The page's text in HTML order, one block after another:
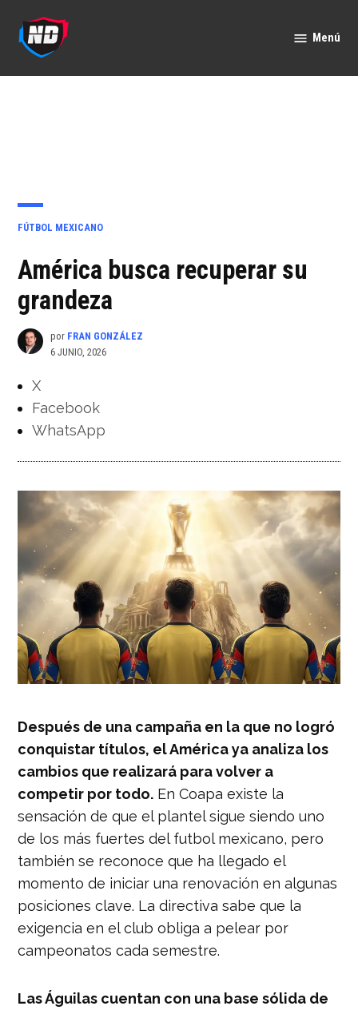
contenido
Menú
PUBLICADO
FÚTBOL MEXICANO
América busca recuperar su
grandeza
por FRAN GONZÁLEZ
6 JUNIO, 2026
X
Facebook
WhatsApp
Después de una campaña en la que no logró
conquistar títulos, el América ya analiza los
cambios que realizará para volver a
competir por todo. En Coapa existe la
sensación de que el plantel sigue siendo uno
de los más fuertes del futbol mexicano, pero
también se reconoce que ha llegado el
momento de iniciar una renovación en algunas
posiciones clave. La directiva sabe que la
exigencia en el club obliga a pelear por
campeonatos cada semestre.
Las Águilas cuentan con una base sólida de